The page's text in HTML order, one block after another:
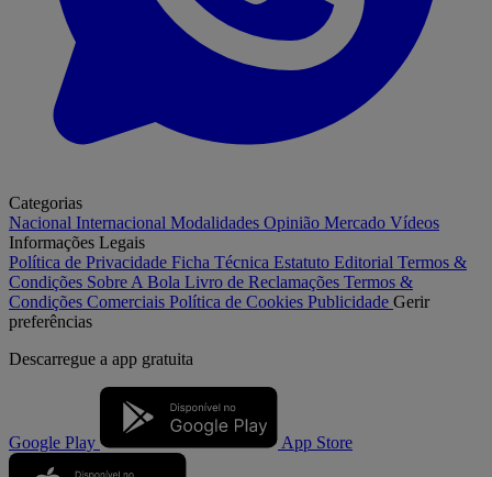
Categorias
Nacional Internacional Modalidades Opinião Mercado Vídeos
Informações Legais
Política de Privacidade Ficha Técnica Estatuto Editorial Termos &
Condições Sobre A Bola Livro de Reclamações Termos &
Condições Comerciais Política de Cookies Publicidade Gerir
preferências
Descarregue a app gratuita
Google Play App Store